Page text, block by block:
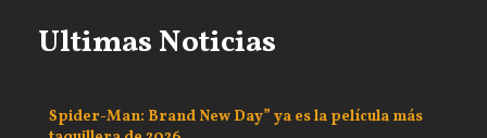
Ultimas Noticias
Spider-Man: Brand New Day” ya es la película más